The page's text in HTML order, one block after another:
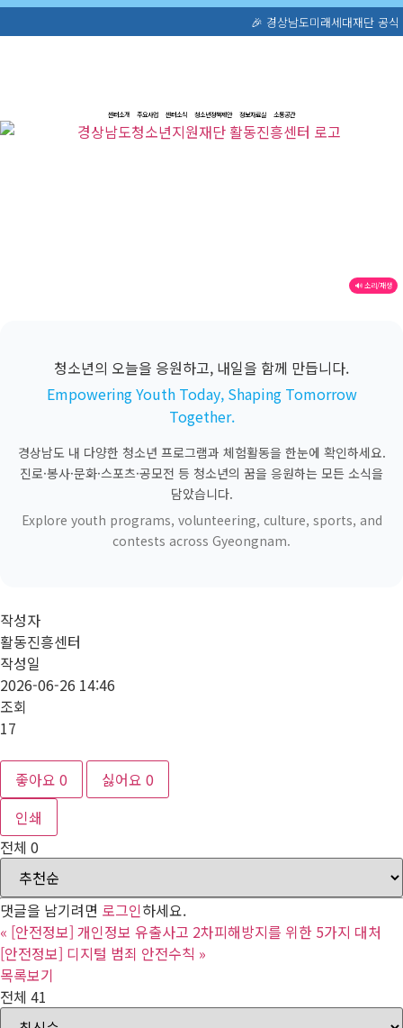
🎉 경상남도미래세대재단 공식 홈페이지
센터소개 주요사업 센터소식 청소년정책제안 정보자료실 소통공간
🔊 소리/재생
청소년의 오늘을 응원하고, 내일을 함께 만듭니다.
Empowering Youth Today, Shaping Tomorrow
Together.
경상남도 내 다양한 청소년 프로그램과 체험활동을 한눈에 확인하세요.
진로·봉사·문화·스포츠·공모전 등 청소년의 꿈을 응원하는 모든 소식을
담았습니다.
Explore youth programs, volunteering, culture, sports, and
contests across Gyeongnam.
작성자
활동진흥센터
작성일
2026-06-26 14:46
조회
17
좋아요 0 싫어요 0
인쇄
전체 0
댓글을 남기려면 로그인하세요.
« [안전정보] 개인정보 유출사고 2차피해방지를 위한 5가지 대처
[안전정보] 디지털 범죄 안전수칙 »
목록보기
전체 41